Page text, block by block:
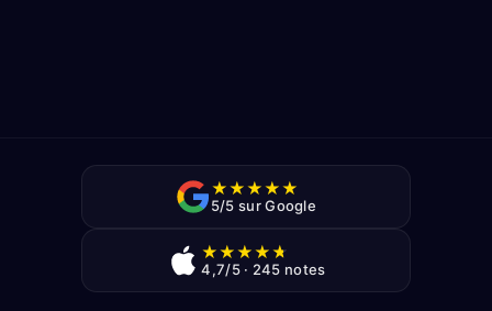
★★★★★
5/5 sur Google
★★★★★
4,7/5 · 245 notes